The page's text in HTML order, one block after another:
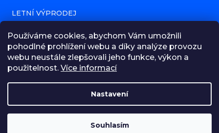
Používáme cookies, abychom Vám umožnili
pohodlné prohlížení webu a díky analýze provozu
webu neustále zlepšovali jeho funkce, výkon a
použitelnost. Více informací
Nastavení
Souhlasím
☀️ LETNÍ VÝPRODEJ | Slevy až 50 % na dětské oblečení a
doplňky. Projděte si celý e-shop – každý si u nás vybere!
í
LETNÍ VÝPRODEJ
PRODÁVANÉ ZNAČKY
HODNOCENÍ OBCHODU
NAPIŠTE NÁM ZPRÁVU!
MOJE OBJEDNÁVKA